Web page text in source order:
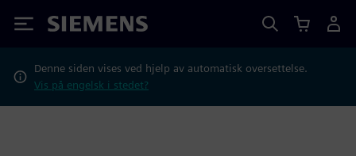
Siemens
Denne siden vises ved hjelp av automatisk oversettelse.
Vis på engelsk i stedet?